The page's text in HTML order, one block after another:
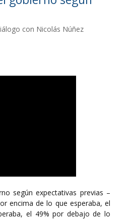
con Nicolás Núñez
según expectativas previas –
encima de lo que esperaba, el
el 49% por debajo de lo